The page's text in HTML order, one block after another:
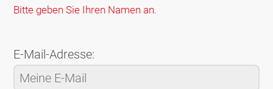
Bitte geben Sie Ihren Namen an.
E-Mail-Adresse: